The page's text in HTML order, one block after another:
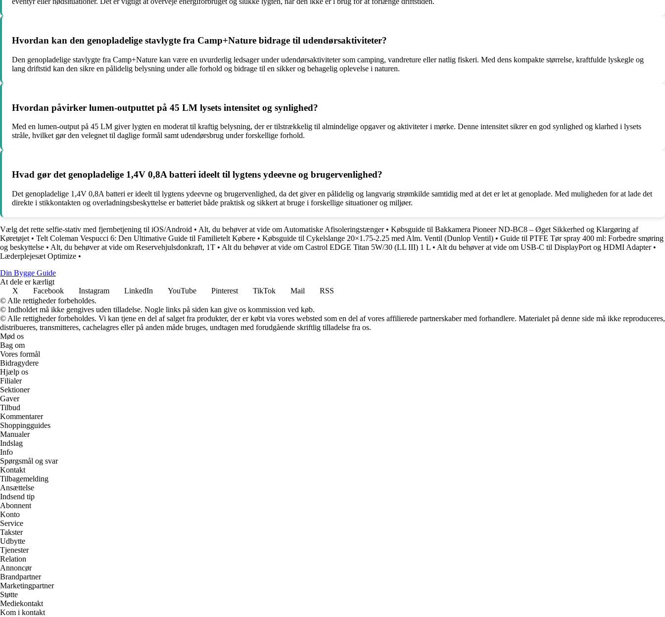
Hvordan kan den genopladelige stavlygte fra Camp+Nature bidrage til udendørsaktiviteter?
Den genopladelige stavlygte fra Camp+Nature kan være en uvurderlig ledsager under udendørsaktiviteter som camping, vandreture eller natlig fiskeri. Med dens kompakte størrelse, kraftfulde lyskegle og
lang driftstid kan den sikre en pålidelig belysning under alle forhold og bidrage til en sikker og behagelig oplevelse i naturen.
Hvordan påvirker lumen-outputtet på 45 LM lysets intensitet og synlighed?
Med en lumen-output på 45 LM giver lygten en moderat til kraftig belysning, der er tilstrækkelig til almindelige opgaver og aktiviteter i mørke. Denne intensitet sikrer en god synlighed og klarhed i lysets
stråle, hvilket gør den velegnet til daglige formål samt udendørsbrug under forskellige forhold.
Hvad gør det genopladelige 1,4V 0,8A batteri ideelt til lygtens ydeevne og brugervenlighed?
Det genopladelige 1,4V 0,8A batteri er ideelt til lygtens ydeevne og brugervenlighed, da det giver en pålidelig og langvarig strømkilde samtidig med at det er let at genoplade. Med muligheden for at lade det
direkte i stikkontakten og overladningsbeskyttelse er batteriet både praktisk og sikkert at bruge i forskellige situationer og miljøer.
Vælg det rette selfie-stativ med fjernbetjening til iOS/Android • Alt, du behøver at vide om Automatiske Afisoleringstænger• Købsguide til Bakkamera Pioneer ND-BC8 – Øget Sikkerhed og Klargøring af
Køretøjet • Telt Coleman Vespucci 6: Den Ultimative Guide til Familietelt Købere • Købsguide til Cykelslange 20×1.75-2.25 med Alm. Ventil (Dunlop Ventil) • Guide til PTFE Tør spray 400 ml: Forbedre smøring
og beskyttelse • Alt, du behøver at vide om Reservehjulsdonkraft, 1T • Alt du behøver at vide om Castrol EDGE Titan 5W/30 (LL III) 1 L • Alt du behøver at vide om USB-C til DisplayPort og HDMI Adapter•
Læderplejesæt Optimize •
Din Bygge Guide
At dele er kærligt
X
Facebook Instagram LinkedIn YouTube Pinterest TikTok Mail
RSS
© Alle rettigheder forbeholdes.
© Indholdet må ikke gengives uden tilladelse. Nogle links på siden kan give os kommission ved køb.
© Alle rettigheder forbeholdes. Vi kan tjene en del af salget fra produkter, der er købt via vores websted som en del af vores affilierede partnerskaber med forhandlere. Materialet på denne side må ikke reproduceres,
distribueres, transmitteres, cachelagres eller på anden måde bruges, undtagen med forudgående skriftlig tilladelse fra os.
Mød os
Bag om
Vores formål
Bidragydere
Hjælp os
Filialer
Sektioner
Gaver
Tilbud
Kommentarer
Shoppingguides
Manualer
Indslag
Info
Spørgsmål og svar
Kontakt
Tilbagemelding
Ansættelse
Indsend tip
Abonnent
Konto
Service
Takster
Udbytte
Tjenester
Relation
Annoncør
Brandpartner
Marketingpartner
Støtte
Mediekontakt
Kom i kontakt